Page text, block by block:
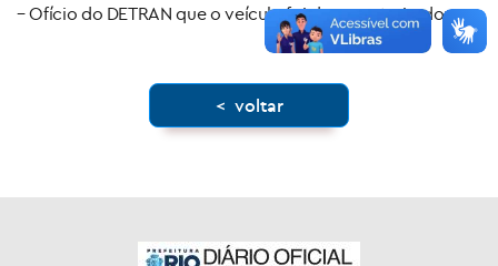
– Ofício do DETRAN que o veículo foi descaracterizado;
< voltar